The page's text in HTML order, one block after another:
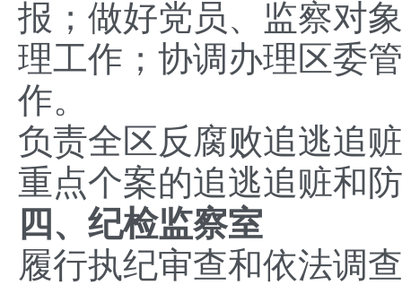
报；做好党员、监察对
理工作；协调办理区委
作。
负责全区反腐败追逃追
重点个案的追逃追赃和
四 、纪检监察室
履行执纪审查和依法调